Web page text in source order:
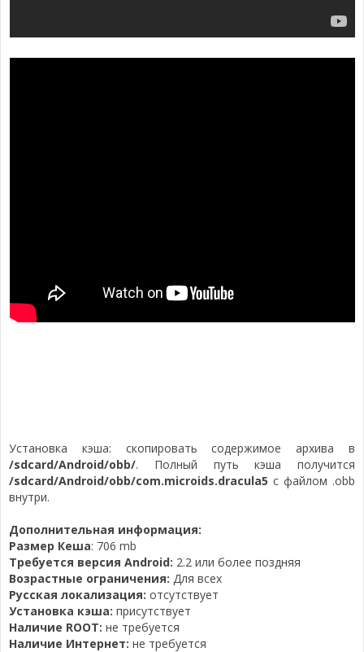
Установка кэша: скопировать содержимое архива в
/sdcard/Android/obb/. Полный путь кэша получится
/sdcard/Android/obb/com.microids.dracula5 с файлом .obb
внутри.
Дополнительная информация:
Размер Кеша: 706 mb
Требуется версия Android: 2.2 или более поздняя
Возрастные ограничения: Для всех
Русская локализация: отсутствует
Установка кэша: присутствует
Наличие ROOT: не требуется
Наличие Интернет: не требуется